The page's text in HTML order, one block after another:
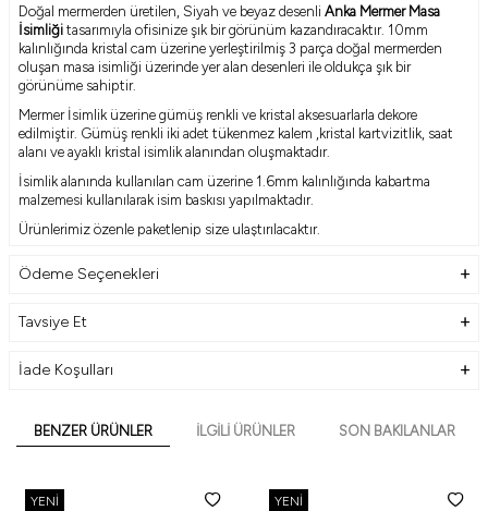
Doğal mermerden üretilen, Siyah ve beyaz desenli Anka Mermer Masa
İsimliğitasarımıyla ofisinize şık bir görünüm kazandıracaktır. 10mm
kalınlığında kristal cam üzerine yerleştirilmiş 3 parça doğal mermerden
oluşan masa isimliği üzerinde yer alan desenleri ile oldukça şık bir
görünüme sahiptir.
Mermer İsimlik üzerine gümüş renkli ve kristal aksesuarlarla dekore
edilmiştir. Gümüş renkli iki adet tükenmez kalem ,kristal kartvizitlik, saat
alanı ve ayaklı kristal isimlik alanından oluşmaktadır.
İsimlik alanında kullanılan cam üzerine 1.6mm kalınlığında kabartma
malzemesi kullanılarak isim baskısı yapılmaktadır.
Ürünlerimiz özenle paketlenip size ulaştırılacaktır.
Ürün Genel Özellikleri
Ürün Ebatı : 29cm x 16cm
Ürün Hammadde : Kristal & Mermer
2 Adet Tükenmez Kalem
Kristal Kartvizitlik Alanı
Kristal isimlik Alanı
Ödeme Seçenekleri
Tavsiye Et
İade Koşulları
BENZER ÜRÜNLER İLGILI ÜRÜNLER SON BAKILANLAR
YENI YENI